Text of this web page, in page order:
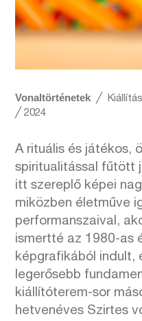
Vonaltörténetek ╱
╱ 2024
A rituális és játékos,
spiritualitással fűtött
itt szereplő képei
miközben életműve
performanszaival,
ismertté az 1980-as
képgrafikából indult,
legerősebb
kiállítóterem-sor
hetvenéves Szirtes